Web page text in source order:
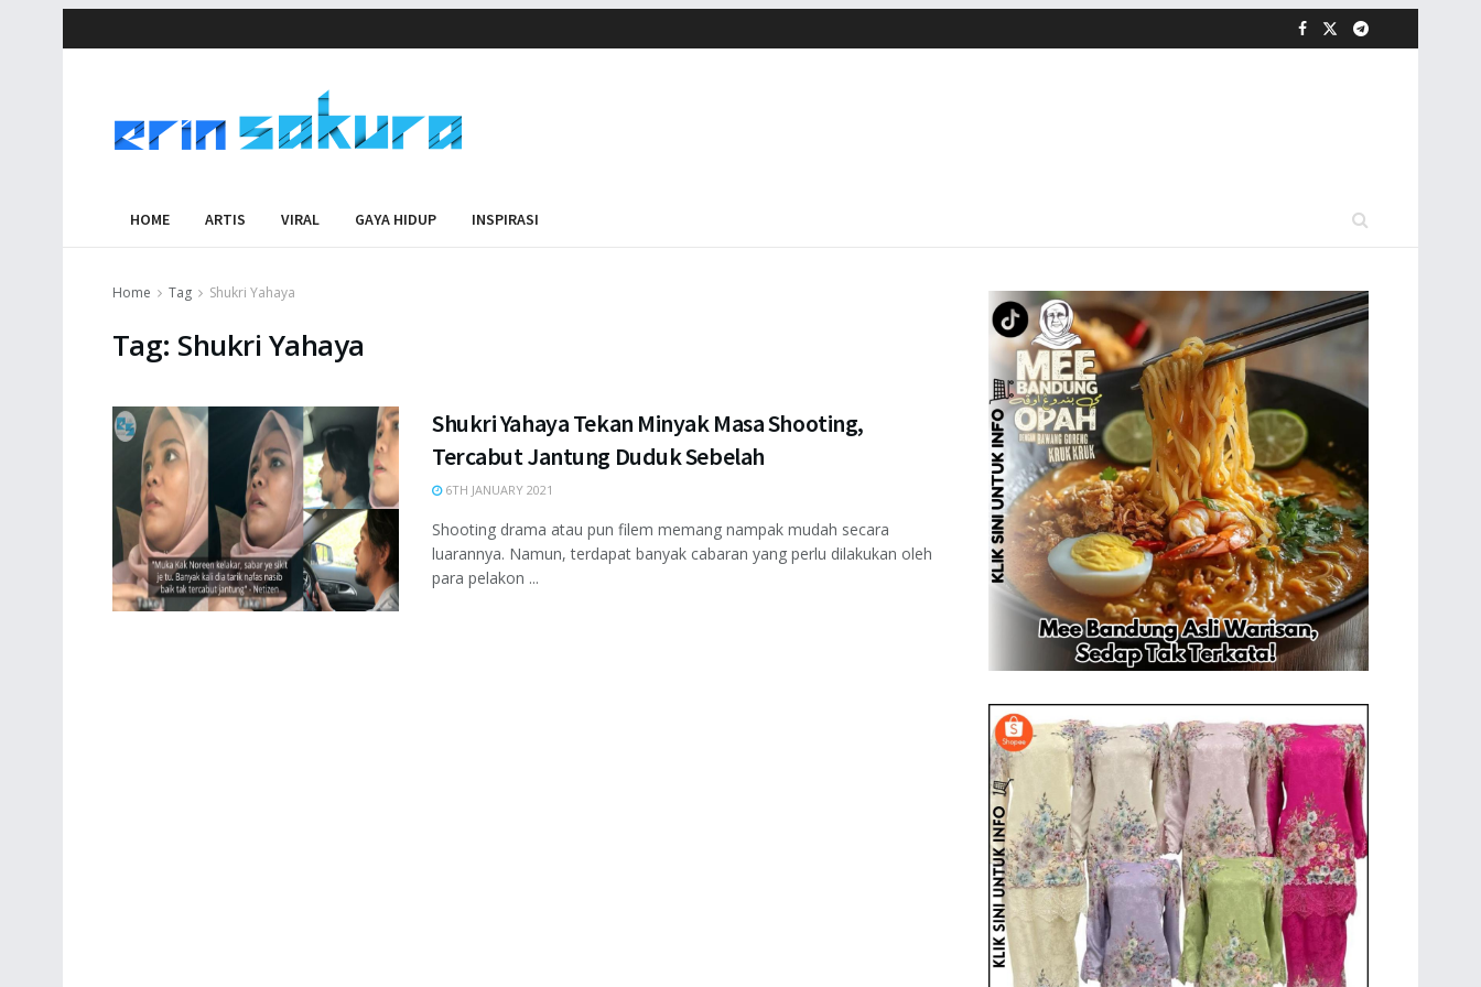
HOME ARTIS VIRAL GAYA HIDUP INSPIRASI
Home Tag Shukri Yahaya
Tag: Shukri Yahaya
Shukri Yahaya Tekan Minyak Masa Shooting,
Tercabut Jantung Duduk Sebelah
6TH JANUARY 2021
Shooting drama atau pun filem memang nampak mudah secara
luarannya. Namun, terdapat banyak cabaran yang perlu dilakukan oleh
para pelakon ...